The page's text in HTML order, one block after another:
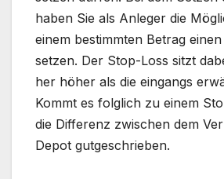
haben Sie als Anleger die
einem bestimmten Betrag
setzen. Der Stop-Loss sitzt
her höher als die eingangs
Kommt es folglich zu einem
die Differenz zwischen dem
Depot gutgeschrieben.